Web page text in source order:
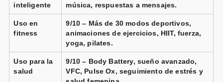
Garmin Venu 3S gris oro correa silicona beige
Vendido por
📦 72h · 🚚 Gratis >49€ · 🔄 30 días
inteligente
música, respuestas a mensajes.
Uso en
fitness
9/10 – Más de 30 modos deportivos,
animaciones de ejercicios, HIIT, fuerza,
yoga, pilates.
Uso para la
salud
9/10 – Body Battery, sueño avanzado,
VFC, Pulse Ox, seguimiento de estrés y